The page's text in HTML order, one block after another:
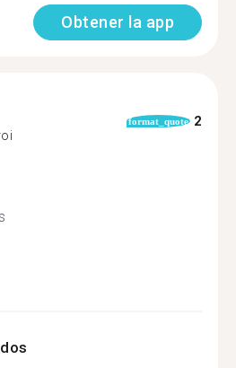
Obtener la app
format_quote 2